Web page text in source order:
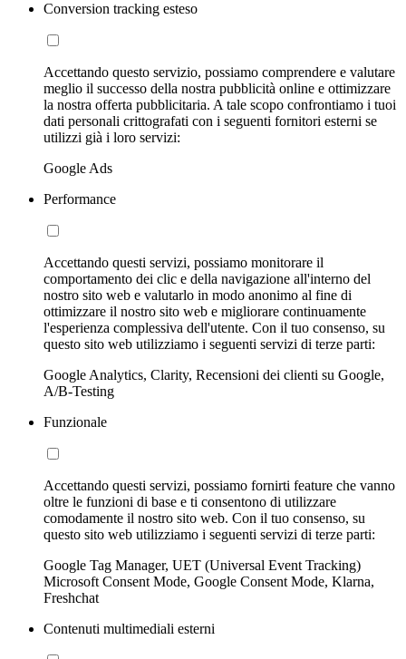
Conversion tracking esteso
Accettando questo servizio, possiamo comprendere e valutare
meglio il successo della nostra pubblicità online e ottimizzare
la nostra offerta pubblicitaria. A tale scopo confrontiamo i tuoi
dati personali crittografati con i seguenti fornitori esterni se
utilizzi già i loro servizi:
Google Ads
Performance
Accettando questi servizi, possiamo monitorare il
comportamento dei clic e della navigazione all'interno del
nostro sito web e valutarlo in modo anonimo al fine di
ottimizzare il nostro sito web e migliorare continuamente
l'esperienza complessiva dell'utente. Con il tuo consenso, su
questo sito web utilizziamo i seguenti servizi di terze parti:
Google Analytics, Clarity, Recensioni dei clienti su Google,
A/B-Testing
Funzionale
Accettando questi servizi, possiamo fornirti feature che vanno
oltre le funzioni di base e ti consentono di utilizzare
comodamente il nostro sito web. Con il tuo consenso, su
questo sito web utilizziamo i seguenti servizi di terze parti:
Google Tag Manager, UET (Universal Event Tracking)
Microsoft Consent Mode, Google Consent Mode, Klarna,
Freshchat
Contenuti multimediali esterni